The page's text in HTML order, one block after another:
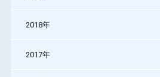
2018年
2017年